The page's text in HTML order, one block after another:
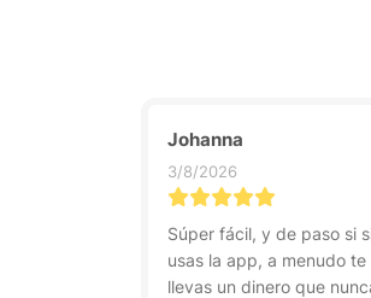
Johanna
3/8/2026
Súper fácil, y de paso si
usas la app, a menudo te
llevas un dinero que